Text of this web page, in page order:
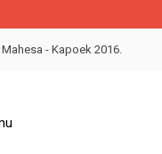
- Kapoek 2016.